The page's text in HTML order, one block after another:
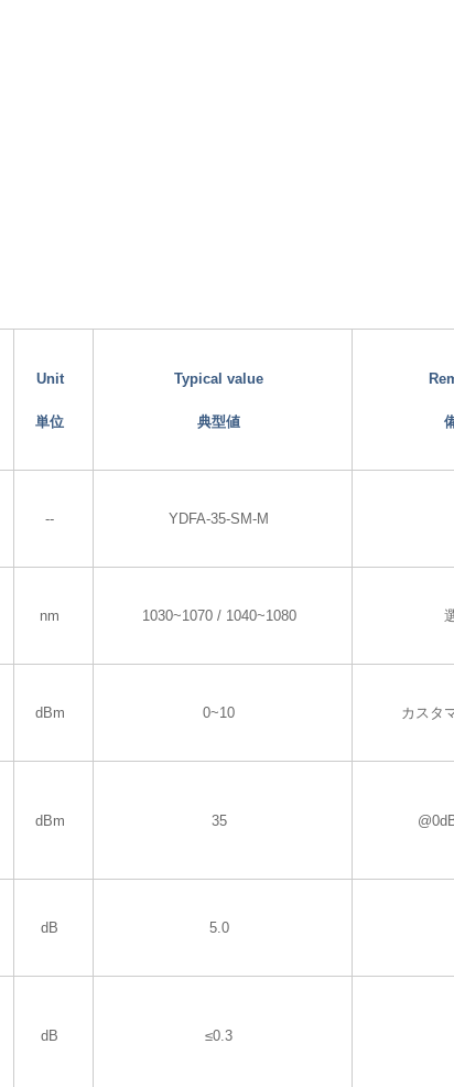
Unit
単位
Typical value
典型値
-- YDFA-35-SM-M
nm 1030~1070 / 1040~1080
dBm 0~10 カスタ
dBm 35
dB 5.0
dB ≤0.3